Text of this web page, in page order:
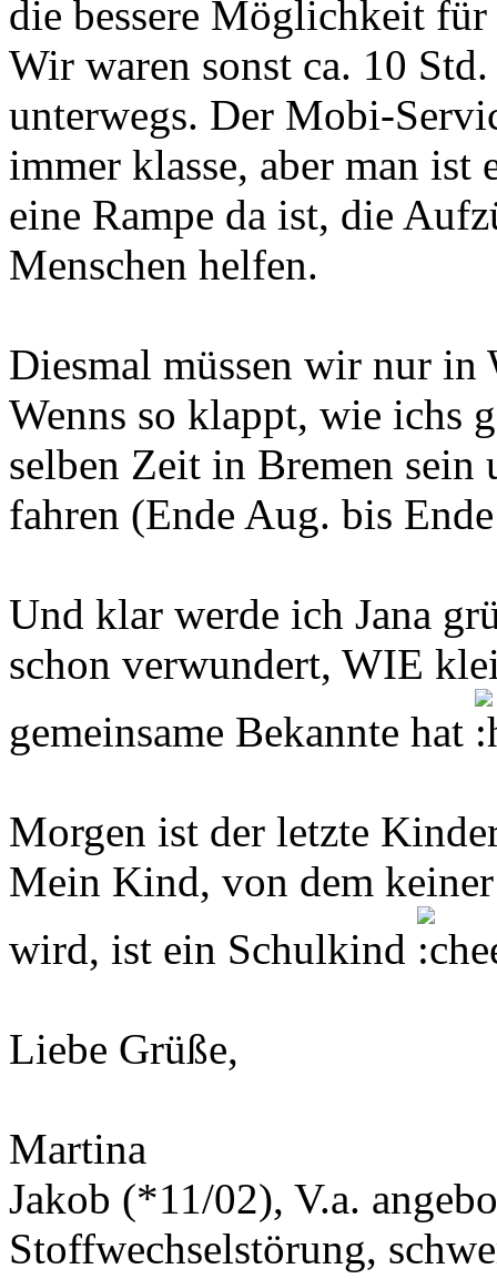
die bessere Möglichkeit
Wir waren sonst ca. 10
unterwegs. Der Mobi-
immer klasse, aber man ist
eine Rampe da ist, die
Menschen helfen.
Diesmal müssen wir nur in
Wenns so klappt, wie ichs
selben Zeit in Bremen sein
fahren (Ende Aug. bis
Und klar werde ich Jana
schon verwundert, WIE
gemeinsame Bekannte hat
Morgen ist der letzte
Mein Kind, von dem keiner
wird, ist ein Schulkind
Liebe Grüße,
Martina
Jakob (*11/02), V.a.
Stoffwechselstörung,